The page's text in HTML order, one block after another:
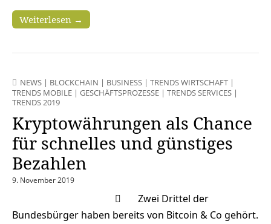
Weiterlesen →
NEWS | BLOCKCHAIN | BUSINESS | TRENDS WIRTSCHAFT |
TRENDS MOBILE | GESCHÄFTSPROZESSE | TRENDS SERVICES |
TRENDS 2019
Kryptowährungen als Chance
für schnelles und günstiges
Bezahlen
9. November 2019
 Zwei Drittel der
Bundesbürger haben bereits von Bitcoin & Co gehört.